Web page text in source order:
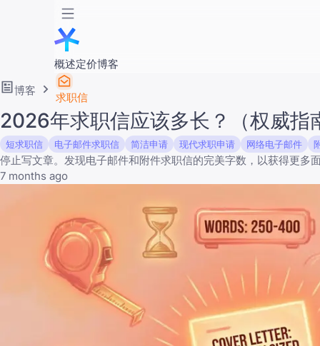
概述定价博客
博客
求职信
2026年求职信应该多长？（权威指
短求职信 电子邮件求职信 简洁申请 现代求职申请 网络电子邮件
停止写文章。发现电子邮件和附件求职信的完美字数，以获得更多
7 months ago